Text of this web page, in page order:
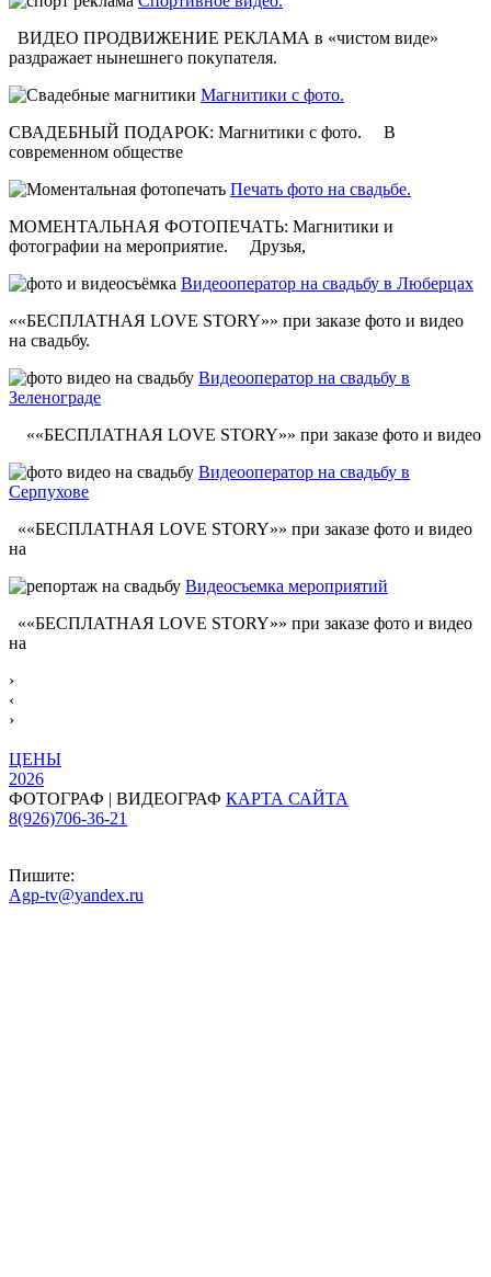
ВИДЕО ПРОДВИЖЕНИЕ РЕКЛАМА в «чистом виде»
раздражает нынешнего покупателя.
Магнитики с фото.
СВАДЕБНЫЙ ПОДАРОК: Магнитики с фото. В
современном обществе
Печать фото на свадьбе.
МОМЕНТАЛЬНАЯ ФОТОПЕЧАТЬ: Магнитики и
фотографии на мероприятие. Друзья,
Видеооператор на свадьбу в Люберцах
««БЕСПЛАТНАЯ LOVE STORY»» при заказе фото и видео
на свадьбу.
Видеооператор на свадьбу в
Зеленограде
««БЕСПЛАТНАЯ LOVE STORY»» при заказе фото и видео
Видеооператор на свадьбу в
Серпухове
««БЕСПЛАТНАЯ LOVE STORY»» при заказе фото и видео
на
Видеосъемка мероприятий
««БЕСПЛАТНАЯ LOVE STORY»» при заказе фото и видео
на
›
‹
›
ЦЕНЫ
2026
ФОТОГРАФ | ВИДЕОГРАФ КАРТА САЙТА
8(926)706-36-21
Пишите:
Agp-tv@yandex.ru